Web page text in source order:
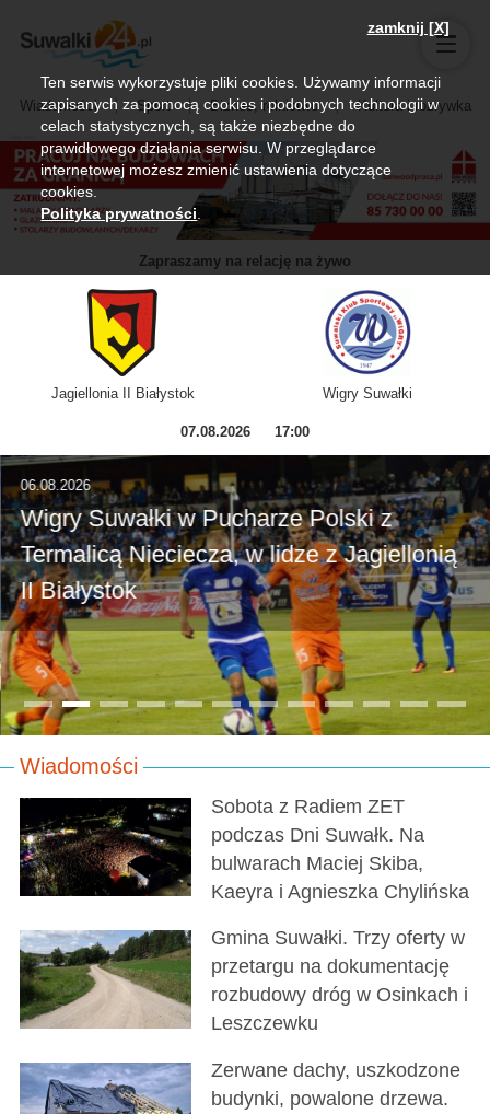
Wiadomości Sport Biznes, rolnictwo Kultura i rozrywka
Zapraszamy na relację na żywo
Jagiellonia II Białystok Wigry Suwałki
07.08.2026 17:00
06.08.2026
Wigry Suwałki w Pucharze Polski z
Termalicą Nieciecza, w lidze z Jagiellonią
II Białystok
Wiadomości
Sobota z Radiem ZET
podczas Dni Suwałk. Na
bulwarach Maciej Skiba,
Kaeyra i Agnieszka Chylińska
Gmina Suwałki. Trzy oferty w
przetargu na dokumentację
rozbudowy dróg w Osinkach i
Leszczewku
Zerwane dachy, uszkodzone
budynki, powalone drzewa.
zamknij [X]
Ten serwis wykorzystuje pliki cookies. Używamy informacji
zapisanych za pomocą cookies i podobnych technologii w
celach statystycznych, są także niezbędne do
prawidłowego działania serwisu. W przeglądarce
internetowej możesz zmienić ustawienia dotyczące
cookies.
Polityka prywatności